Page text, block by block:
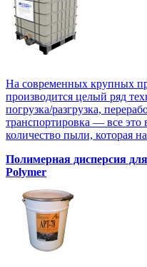
На современных крупных
производится целый ряд
погрузка/разгрузка,
транспортировка — все это
количество пыли, которая
Полимерная дисперсия
Polymer